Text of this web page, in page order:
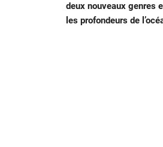
deux nouveaux genres
les profondeurs de